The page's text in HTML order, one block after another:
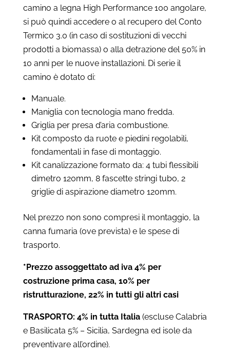
camino a legna High Performance 100 angolare,
si può quindi accedere o al recupero del Conto
Termico 3.0 (in caso di sostituzioni di vecchi
prodotti a biomassa) o alla detrazione del 50% in
10 anni per le nuove installazioni. Di serie il
camino è dotato di:
Manuale.
Maniglia con tecnologia mano fredda.
Griglia per presa d’aria combustione.
Kit composto da ruote e piedini regolabili,
fondamentali in fase di montaggio.
Kit canalizzazione formato da: 4 tubi flessibili
dimetro 120mm, 8 fascette stringi tubo, 2
griglie di aspirazione diametro 120mm.
Nel prezzo non sono compresi il montaggio, la
canna fumaria (ove prevista) e le spese di
trasporto.
*Prezzo assoggettato ad iva 4% per
costruzione prima casa, 10% per
ristrutturazione, 22% in tutti gli altri casi
TRASPORTO: 4% in tutta Italia (escluse Calabria
e Basilicata 5% – Sicilia, Sardegna ed isole da
preventivare all’ordine).